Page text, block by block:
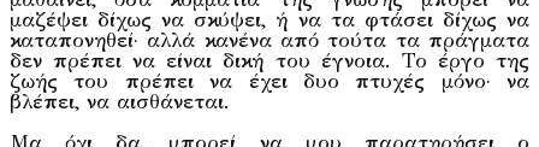
μαζέψει δίχως να σκύψει, ή να τα φτάσει δίχως να
καταπονηθεί· αλλά κανένα από τούτα τα πράγματα
δεν πρέπει να είναι δική του έγνοια. Το έργο της
ζωής του πρέπει να έχει δυο πτυχές μόνο· να
βλέπει, να αισθάνεται.